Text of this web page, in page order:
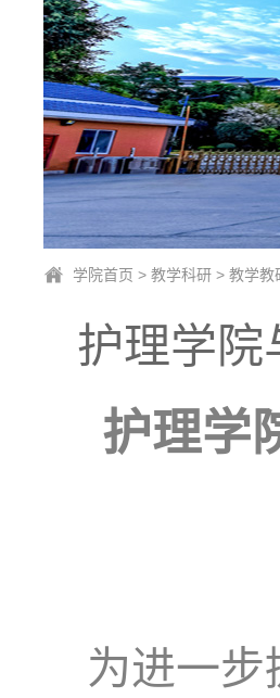
学院首页 > 教学科研 > 教学教
护理学院
护理学
为进一